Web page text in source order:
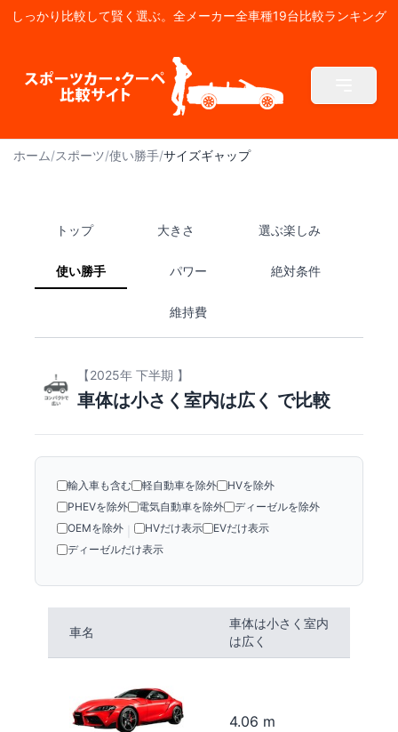
しっかり比較して賢く選ぶ。全メーカー全車種19台比較ランキング
ホーム/スポーツ/使い勝手/サイズギャップ
トップ 大きさ 選ぶ楽しみ
使い勝手 パワー 絶対条件
維持費
【2025年 下半期 】
車体は小さく室内は広く で比較
輸入車も含む 軽自動車を除外
HVを除外
PHEVを除外
電気自動車を除外
ディーゼルを除外
OEMを除外
HVだけ表示
EVだけ表示
ディーゼルだけ表示
車名
車体は小さく室内
は広く
4.06 m